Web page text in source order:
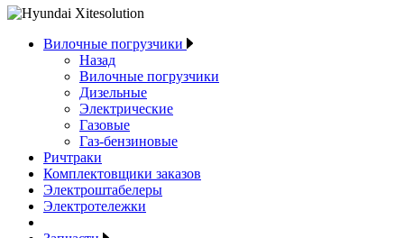
Вилочные погрузчики
Назад
Вилочные погрузчики
Дизельные
Электрические
Газовые
Газ-бензиновые
Ричтраки
Комплектовщики заказов
Электроштабелеры
Электротележки